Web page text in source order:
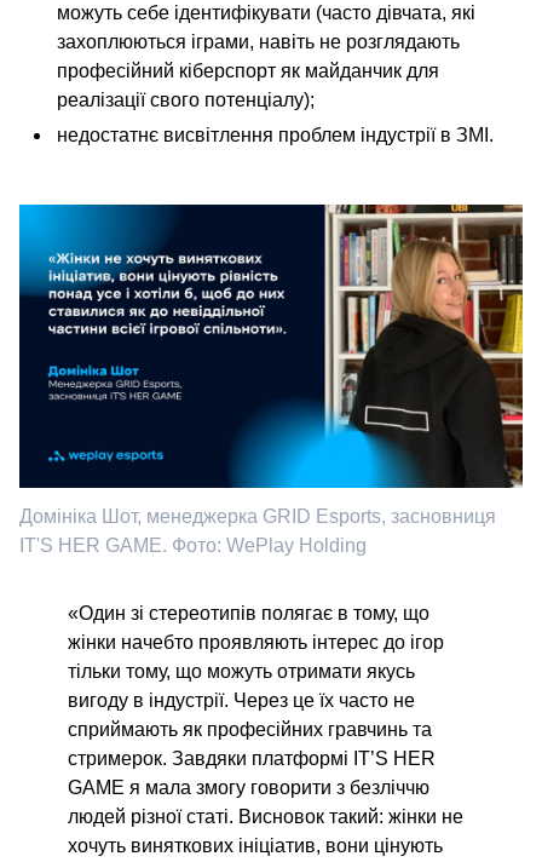
можуть себе ідентифікувати (часто дівчата, які
захоплюються іграми, навіть не розглядають
професійний кіберспорт як майданчик для
реалізації свого потенціалу);
недостатнє висвітлення проблем індустрії в ЗМІ.
Домініка Шот, менеджерка GRID Esports, засновниця
IT'S HER GAME. Фото: WePlay Holding
«Один зі стереотипів полягає в тому, що
жінки начебто проявляють інтерес до ігор
тільки тому, що можуть отримати якусь
вигоду в індустрії. Через це їх часто не
сприймають як професійних гравчинь та
стримерок. Завдяки платформі IT’S HER
GAME я мала змогу говорити з безліччю
людей різної статі. Висновок такий: жінки не
хочуть виняткових ініціатив, вони цінують